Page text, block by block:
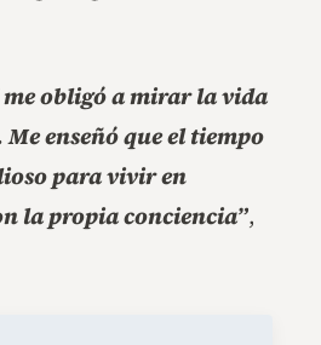
obligó a mirar la vida
enseñó que el tiempo
para vivir en
la propia conciencia”,